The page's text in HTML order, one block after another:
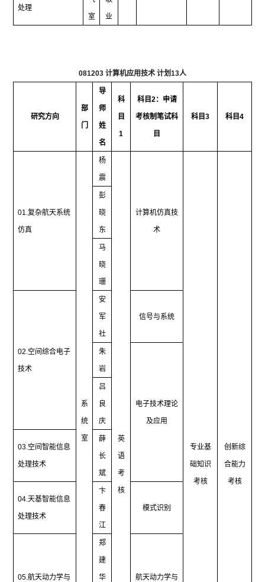
处理
室 业
081203 计算机应用技术 计划13人
研究方向
部
门
导
师
姓
名
科
目
1
科目2：申请
考核制笔试科
目
科目3 科目4
01.复杂航天系统
仿真
系
统
室
杨
震
英
语
考
核
计算机仿真技
术
专业基
础知识
考核
创新综
合能力
考核
彭
晓
东
马
晓
珊
02.空间综合电子
技术
安
军
社
信号与系统
朱
岩
电子技术理论
及应用
吕
良
庆
03.空间智能信息
处理技术
薛
长
斌
04.天基智能信息
处理技术
卞
春
江
模式识别
05.航天动力学与
郑
建
华 航天动力学与